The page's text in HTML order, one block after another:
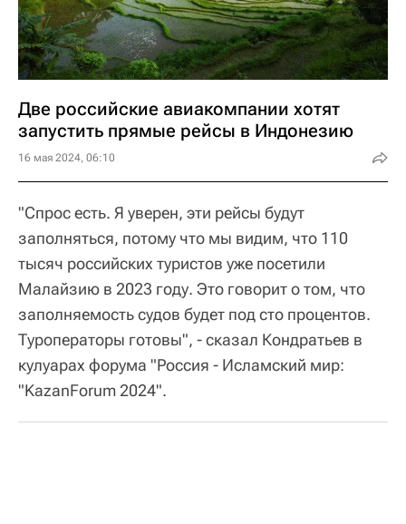
Две российские авиакомпании хотят
запустить прямые рейсы в Индонезию
16 мая 2024, 06:10
"Спрос есть. Я уверен, эти рейсы будут
заполняться, потому что мы видим, что 110
тысяч российских туристов уже посетили
Малайзию в 2023 году. Это говорит о том, что
заполняемость судов будет под сто процентов.
Туроператоры готовы", - сказал Кондратьев в
кулуарах форума "Россия - Исламский мир:
"KazanForum 2024".